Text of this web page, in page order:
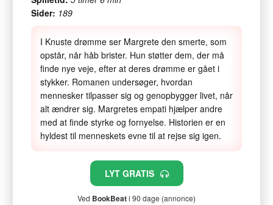
Sider: 189
I Knuste drømme ser Margrete den smerte, som
opstår, når håb brister. Hun støtter dem, der må
finde nye veje, efter at deres drømme er gået i
stykker. Romanen undersøger, hvordan
mennesker tilpasser sig og genopbygger livet, når
alt ændrer sig. Margretes empati hjælper andre
med at finde styrke og fornyelse. Historien er en
hyldest til menneskets evne til at rejse sig igen.
LYT GRATIS
Ved BookBeati 90 dage (annonce)